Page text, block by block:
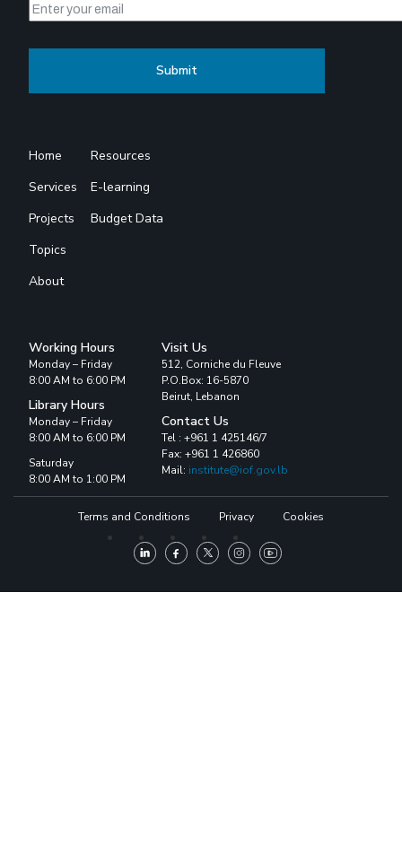
Home
Services
Projects
Topics
About
Resources
E-learning
Budget Data
Working Hours
Monday – Friday
8:00 AM to 6:00 PM
Library Hours
Monday – Friday
8:00 AM to 6:00 PM
Saturday
8:00 AM to 1:00 PM
Visit Us
512, Corniche du Fleuve
P.O.Box: 16-5870
Beirut, Lebanon
Contact Us
Tel : +961 1 425146/7
Fax: +961 1 426860
Mail: institute@iof.gov.lb
Terms and Conditions Privacy Cookies